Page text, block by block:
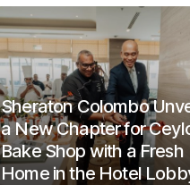
Sheraton Colombo
a New Chapter for
Bake Shop with a Fresh
Home in the Hotel